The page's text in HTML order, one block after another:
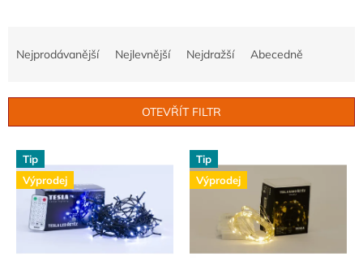
í
d
Nejprodávanější Nejlevnější Nejdražší Abecedně
OTEVŘÍT FILTR
V
p
Tip
Výprodej
Tip
Výprodej